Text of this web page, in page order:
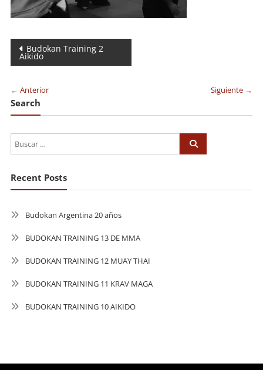
Navegación
de
entradas
Budokan Training 2
Aikido
← Anterior Siguiente →
Search
Recent Posts
Budokan Argentina 20 años
BUDOKAN TRAINING 13 DE MMA
BUDOKAN TRAINING 12 MUAY THAI
BUDOKAN TRAINING 11 KRAV MAGA
BUDOKAN TRAINING 10 AIKIDO